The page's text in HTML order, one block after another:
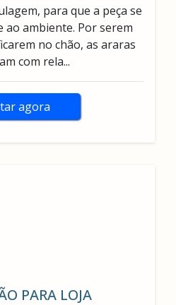
para que a peça se
ambiente. Por serem
no chão, as araras
com rela...
agora
PARA LOJA